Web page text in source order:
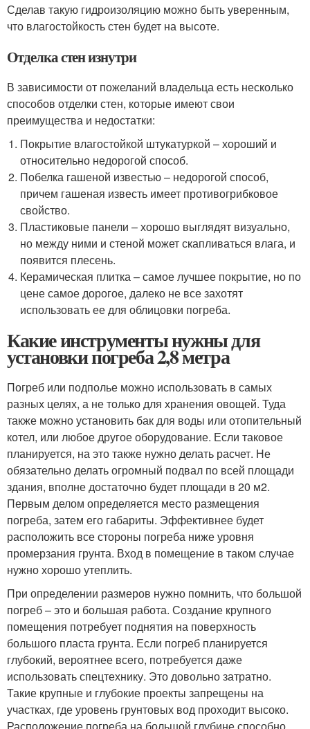
Сделав такую гидроизоляцию можно быть уверенным,
что влагостойкость стен будет на высоте.
Отделка стен изнутри
В зависимости от пожеланий владельца есть несколько
способов отделки стен, которые имеют свои
преимущества и недостатки:
Покрытие влагостойкой штукатуркой – хороший и
относительно недорогой способ.
Побелка гашеной известью – недорогой способ,
причем гашеная известь имеет противогрибковое
свойство.
Пластиковые панели – хорошо выглядят визуально,
но между ними и стеной может скапливаться влага, и
появится плесень.
Керамическая плитка – самое лучшее покрытие, но по
цене самое дорогое, далеко не все захотят
использовать ее для облицовки погреба.
Какие инструменты нужны для
установки погреба 2,8 метра
Погреб или подполье можно использовать в самых
разных целях, а не только для хранения овощей. Туда
также можно установить бак для воды или отопительный
котел, или любое другое оборудование. Если таковое
планируется, на это также нужно делать расчет. Не
обязательно делать огромный подвал по всей площади
здания, вполне достаточно будет площади в 20 м2.
Первым делом определяется место размещения
погреба, затем его габариты. Эффективнее будет
расположить все стороны погреба ниже уровня
промерзания грунта. Вход в помещение в таком случае
нужно хорошо утеплить.
При определении размеров нужно помнить, что большой
погреб – это и большая работа. Создание крупного
помещения потребует поднятия на поверхность
большого пласта грунта. Если погреб планируется
глубокий, вероятнее всего, потребуется даже
использовать спецтехнику. Это довольно затратно.
Такие крупные и глубокие проекты запрещены на
участках, где уровень грунтовых вод проходит высоко.
Расположение погреба на большой глубине способно